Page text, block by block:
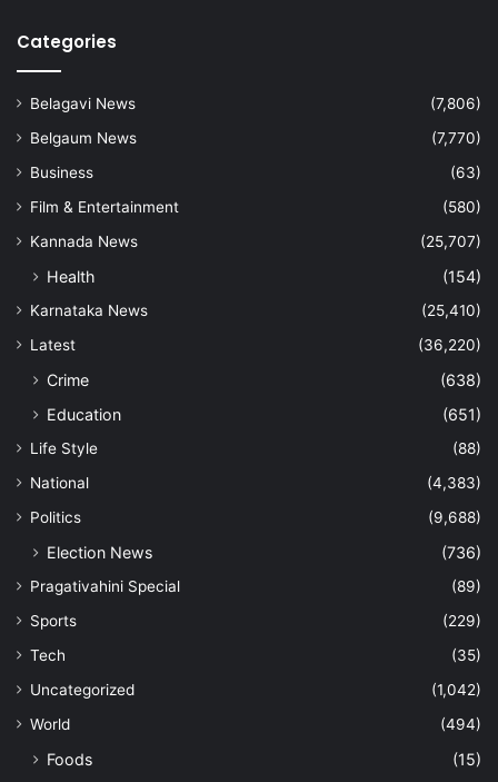
Categories
Belagavi News
(7,806)
Belgaum News
(7,770)
Business
(63)
Film & Entertainment
(580)
Kannada News
(25,707)
Health (154)
Karnataka News
(25,410)
Latest
(36,220)
Crime
(638)
Education
(651)
Life Style
(88)
National
(4,383)
Politics
(9,688)
Election News (736)
Pragativahini Special
(89)
Sports
(229)
Tech
(35)
Uncategorized
(1,042)
World
(494)
Foods
(15)